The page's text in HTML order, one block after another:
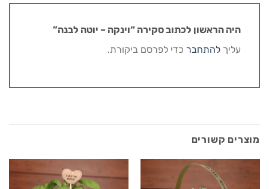
היה הראשון לכתוב סקירה “וינקה – יוטה לבנה”
עליך להתחבר כדי לפרסם ביקורת.
מוצרים קשורים